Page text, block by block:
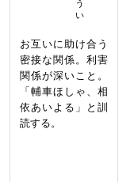
お互いに助け合う
密接な関係。利害
関係が深いこと。
「輔車ほしゃ、相
依あいよる」と訓
読する。